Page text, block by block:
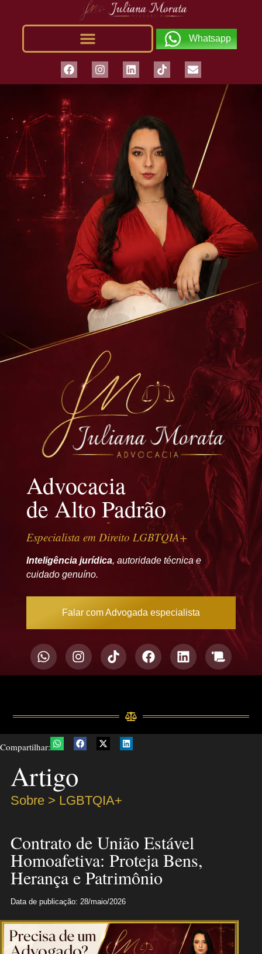
Whatsapp
Advocacia
de Alto Padrão
Especialista em Direito LGBTQIA+
Inteligência jurídica, autoridade técnica e
cuidado genuíno.
Falar com Advogada especialista
Compartilhar:
Artigo
Sobre > LGBTQIA+
Contrato de União Estável
Homoafetiva: Proteja Bens,
Herança e Patrimônio
Data de publicação: 28/maio/2026